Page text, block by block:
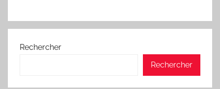
Rechercher
Rechercher